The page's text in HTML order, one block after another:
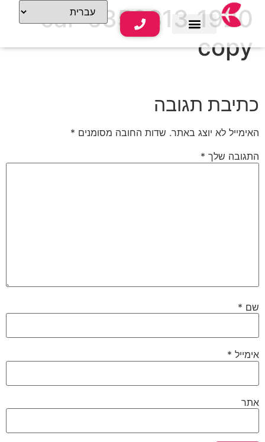
car-6350813_1920
copy
כתיבת תגובה
האימייל לא יוצג באתר. שדות החובה מסומנים *
התגובה שלך *
שם *
אימייל *
אתר